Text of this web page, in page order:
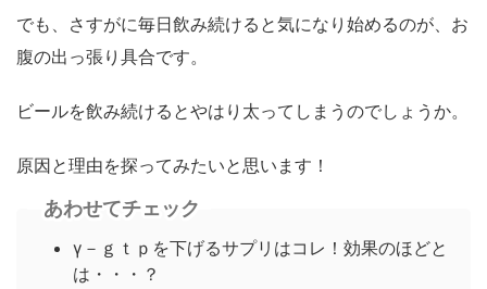
でも、さすがに毎日飲み続けると気になり始めるのが、お
腹の出っ張り具合です。
ビールを飲み続けるとやはり太ってしまうのでしょうか。
原因と理由を探ってみたいと思います！
あわせてチェック
γ－ｇｔｐを下げるサプリはコレ！効果のほどと
は・・・？